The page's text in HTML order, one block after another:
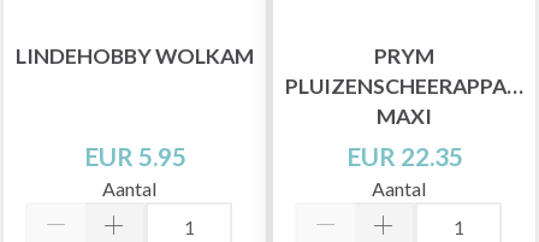
LINDEHOBBY WOLKAM
EUR 5.95
Aantal
PRYM
MAXI
EUR 22.35
Aantal